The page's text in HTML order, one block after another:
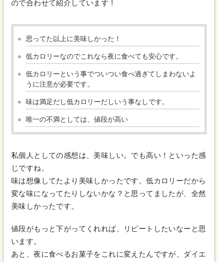
ので合わせて紹介しています！
思ってた以上に美味しかった！
低カロリーなのでこれなら夜に食べても安心です。
低カロリーという事でついつい食べ過ぎてしまわないよ
うに注意が必要です。
味は満足だし低カロリーだしいう事なしです。
唯一の不満としては、値段が高い
私個人としての感想は、美味しい。でも高い！といった感
じですね。
味は想像してたより美味しかったです。低カロリーだから
変な味になってたりしないかな？と思ってましたが、全然
美味しかったです。
値段がもっと下がってくれれば、リピートしたいなーと思
います。
あと、夜に食べるお菓子をこれに変えたんですが、ダイエ